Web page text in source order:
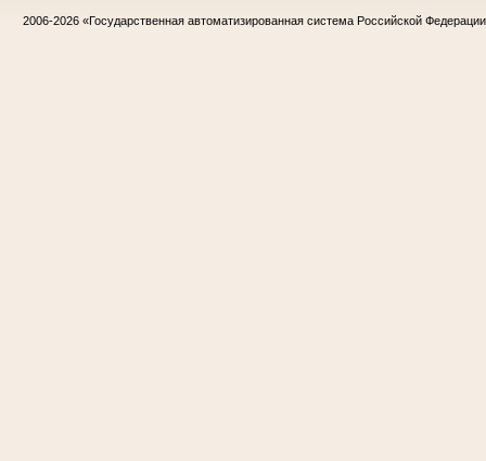
2006-2026 «Государственная автоматизированная система Российской